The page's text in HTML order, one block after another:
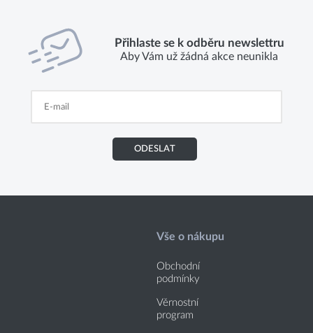
Přihlaste se k odběru newslettru
Aby Vám už žádná akce neunikla
ODESLAT
Vše o nákupu
Obchodní
podmínky
Věrnostní
program